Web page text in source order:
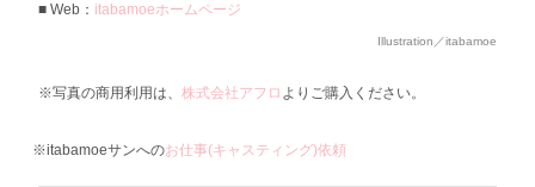
Web： itabamoeホームページ
Illustration／itabamoe
※写真の商用利用は、 株式会社アフロ よりご購入ください。
※itabamoeサンへのお仕事(キャスティング)依頼